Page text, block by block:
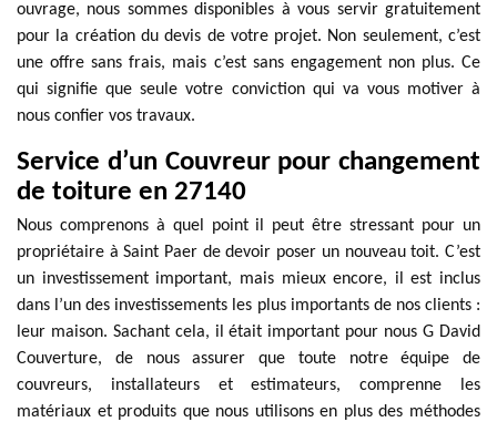
ouvrage, nous sommes disponibles à vous servir gratuitement
pour la création du devis de votre projet. Non seulement, c’est
une offre sans frais, mais c’est sans engagement non plus. Ce
qui signifie que seule votre conviction qui va vous motiver à
nous confier vos travaux.
Service d’un Couvreur pour changement
de toiture en 27140
Nous comprenons à quel point il peut être stressant pour un
propriétaire à Saint Paer de devoir poser un nouveau toit. C’est
un investissement important, mais mieux encore, il est inclus
dans l’un des investissements les plus importants de nos clients :
leur maison. Sachant cela, il était important pour nous G David
Couverture, de nous assurer que toute notre équipe de
couvreurs, installateurs et estimateurs, comprenne les
matériaux et produits que nous utilisons en plus des méthodes